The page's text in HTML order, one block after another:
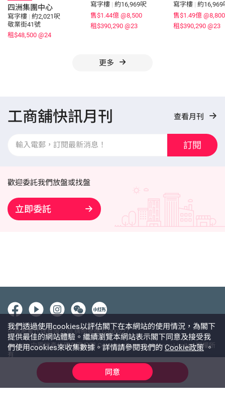
四洲集團中心
寫字樓 | 約2,021呎
敬業街41號
租$48,500 @24
寫字樓 | 約16,969呎
售$1.44億 @8,500
租$390,290 @23
寫字樓 | 約16,969
售$1.49億 @8,800
租$390,290 @23
更多
線上查詢
工商舖快訊月刊 查看月刊
訂閱
歡迎委託我們放盤或找盤
立即委託
中原地產代理有限公司 牌照號碼 C-000227
@ 2026 中原地產代理有限公司 Centaline Property Agency Limited 版權所
有
私隱政策聲明 免責聲明
我們透過使用cookies以評估閣下在本網站的使用情況，為閣下
提供最佳的網站體驗。繼續瀏覽本網站表示閣下同意及接受我
們使用cookies來收集數據。詳情請參閱我們的Cookie政策。
同意